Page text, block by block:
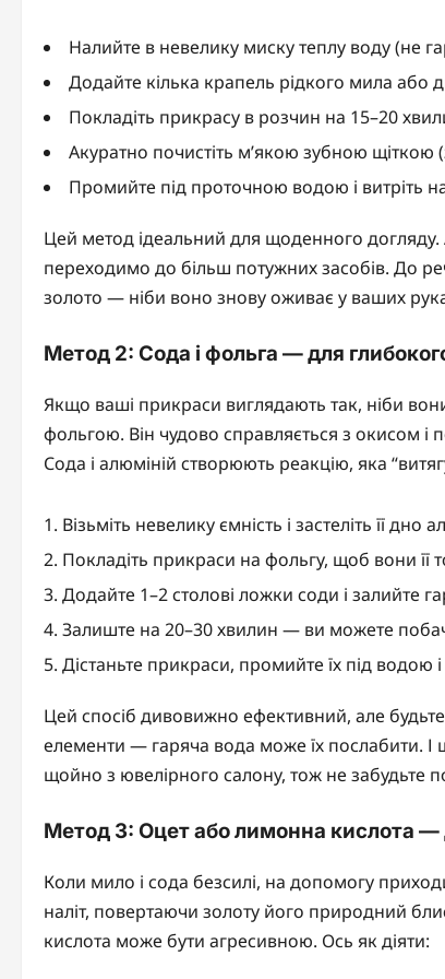
Налийте в невелику миску теплу воду (не
Додайте кілька крапель рідкого мила або
Покладіть прикрасу в розчин на 15–20
Акуратно почистіть м’якою зубною
Промийте під проточною водою і витріть
Цей метод ідеальний для щоденного
переходимо до більш потужних засобів. До
золото — ніби воно знову оживає у ваших
Метод 2: Сода і фольга — для
Якщо ваші прикраси виглядають так, ніби
фольгою. Він чудово справляється з окисом
Сода і алюміній створюють реакцію, яка
Візьміть невелику ємність і застеліть її
Покладіть прикраси на фольгу, щоб вони її
Додайте 1–2 столові ложки соди і залийте
Залиште на 20–30 хвилин — ви можете
Дістаньте прикраси, промийте їх під водою
Цей спосіб дивовижно ефективний, але
елементи — гаряча вода може їх послабити. І
щойно з ювелірного салону, тож не забудьте
Метод 3: Оцет або лимонна кислота —
Коли мило і сода безсилі, на допомогу
наліт, повертаючи золоту його природний
кислота може бути агресивною. Ось як діяти: